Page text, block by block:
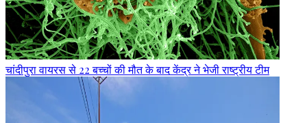
चांदीपुरा वायरस से 22 बच्चों की मौत के बाद केंद्र ने भेजी राष्ट्रीय टीम